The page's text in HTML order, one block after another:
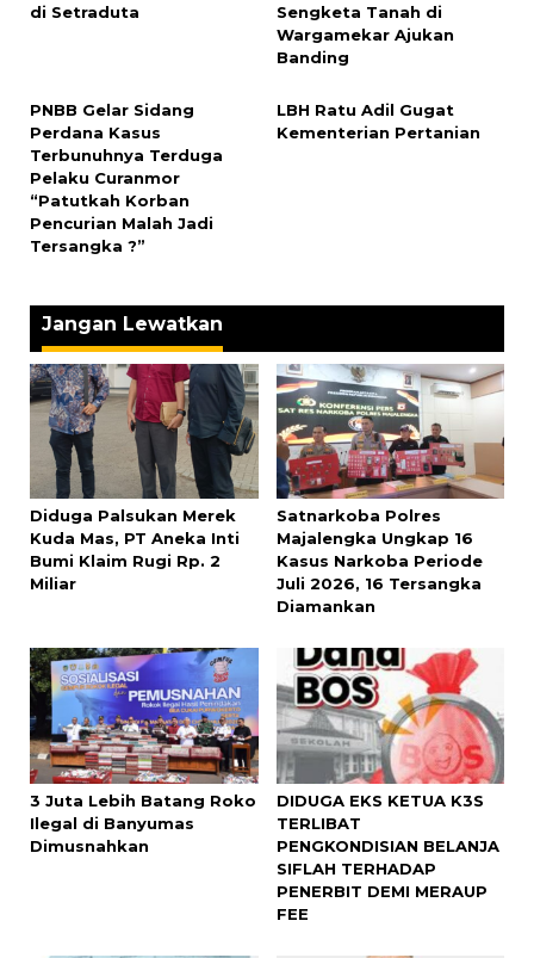
di Setraduta
Sengketa Tanah di
Wargamekar Ajukan
Banding
PNBB Gelar Sidang
Perdana Kasus
Terbunuhnya Terduga
Pelaku Curanmor
“Patutkah Korban
Pencurian Malah Jadi
Tersangka ?”
LBH Ratu Adil Gugat
Kementerian Pertanian
Jangan Lewatkan
Diduga Palsukan Merek
Kuda Mas, PT Aneka Inti
Bumi Klaim Rugi Rp. 2
Miliar
Satnarkoba Polres
Majalengka Ungkap 16
Kasus Narkoba Periode
Juli 2026, 16 Tersangka
Diamankan
3 Juta Lebih Batang Roko
Ilegal di Banyumas
Dimusnahkan
DIDUGA EKS KETUA K3S
TERLIBAT
PENGKONDISIAN BELANJA
SIFLAH TERHADAP
PENERBIT DEMI MERAUP
FEE